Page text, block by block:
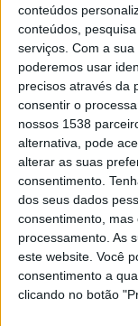
conteúdos
conteúdos,
serviços. Com a
poderemos usar
precisos através da
consentir o
nossos 1538
alternativa, pode
alterar as suas
consentimento.
dos seus dados
consentimento,
processamento. As
este website. Você
consentimento a
clicando no botão
Jorge Faria,
galardão é o
tem vindo a
hábitos de vida
Este galardão
qual é atribuída a
Cidade Social, e
portugueses, um
benchmarking e
intervenção dos
físicas e no
A Unidade de
a realizar com